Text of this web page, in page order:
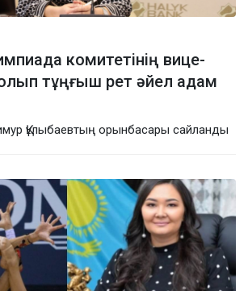
комитетінің вице-
тұңғыш рет әйел адам
Құлыбаевтың орынбасары сайланды